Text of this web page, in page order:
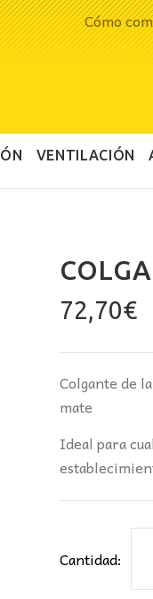
Cómo
VENTILACIÓN
72,70€
Colgante de
mate
Ideal para
Cantidad: